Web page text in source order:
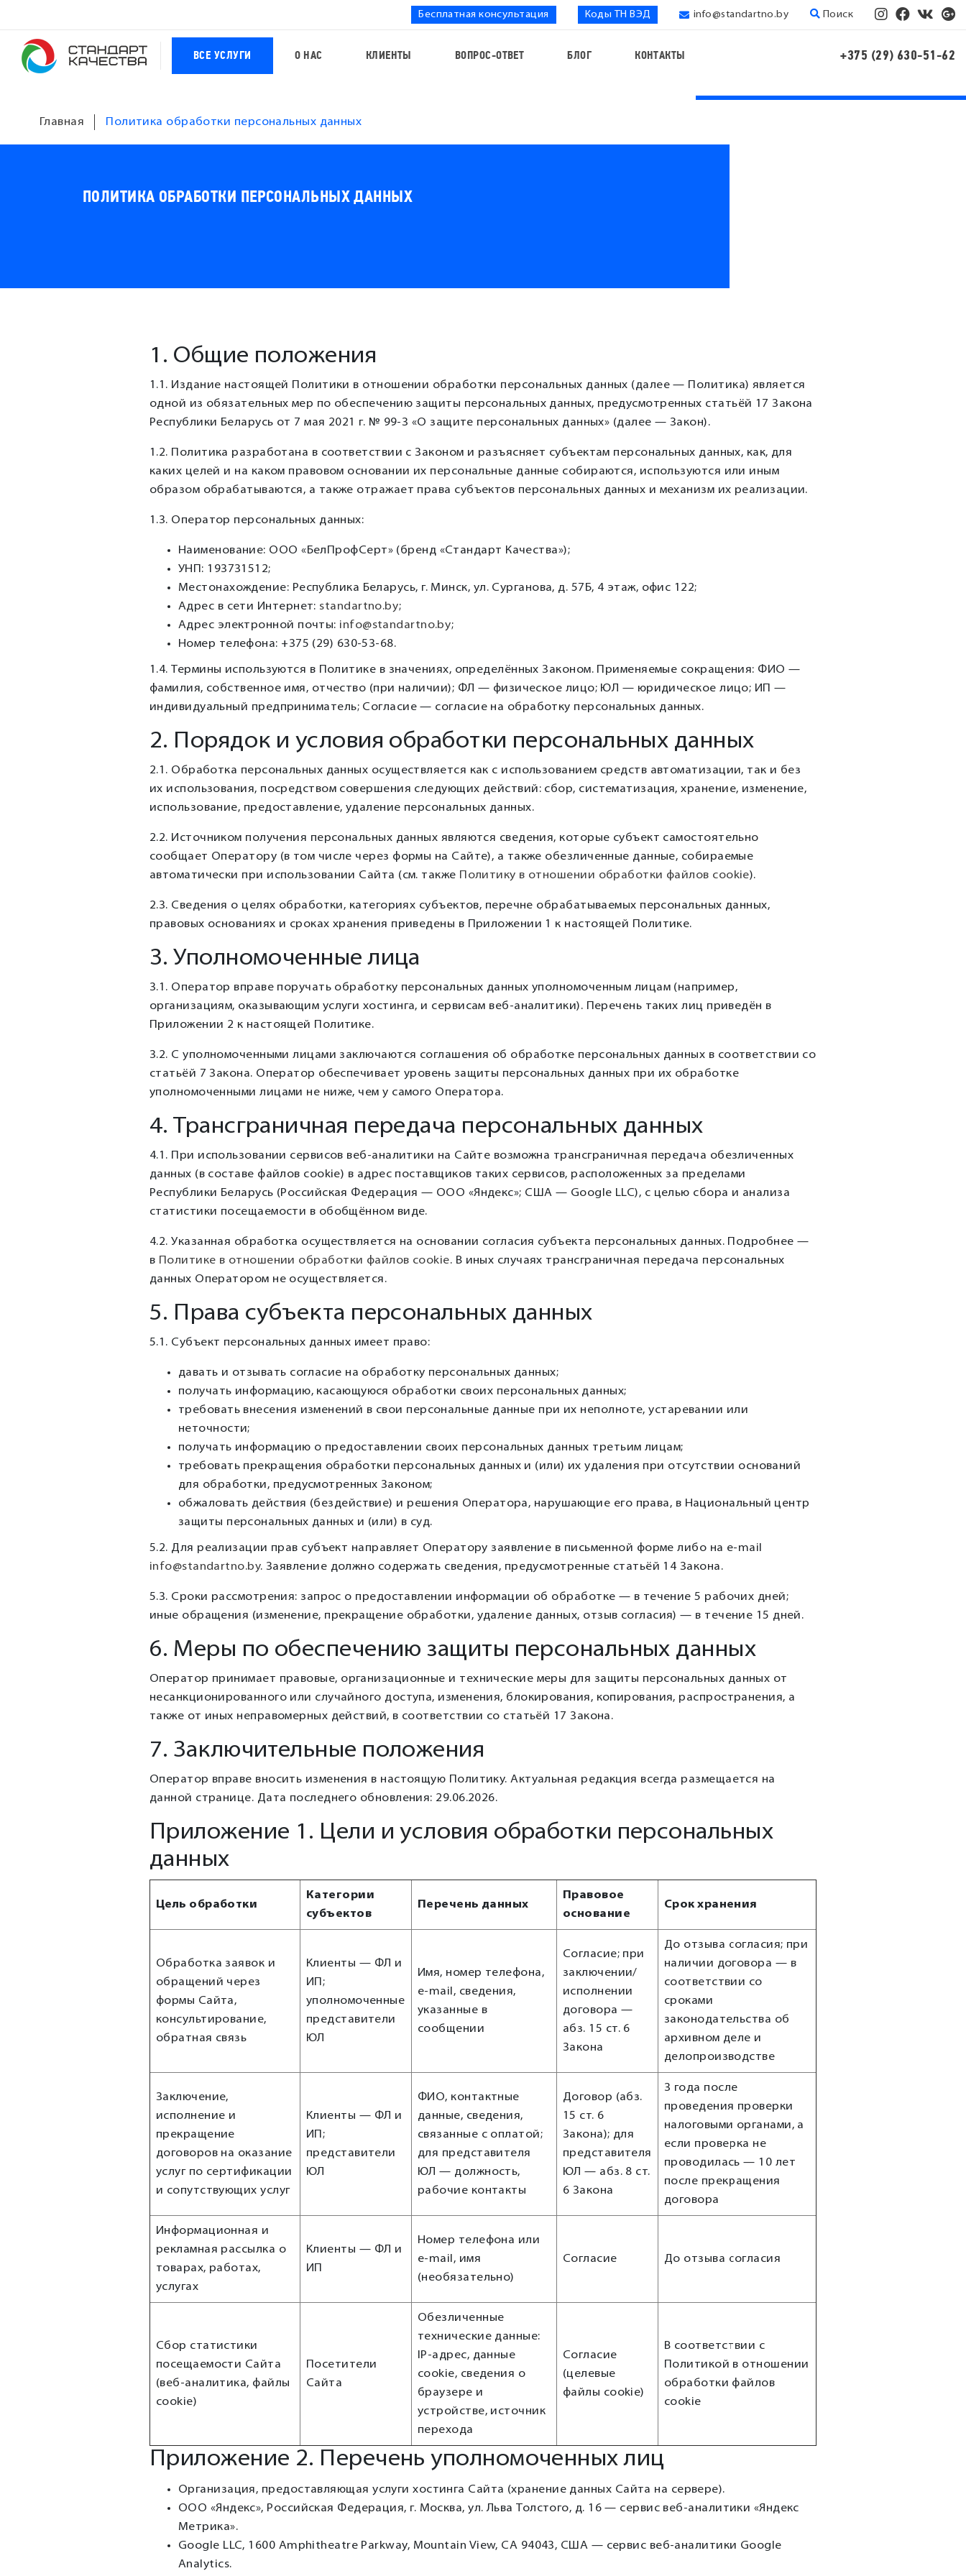
Бесплатная консультация Коды ТН ВЭД info@standartno.by Поиск
ВСЕ УСЛУГИ О НАС КЛИЕНТЫ ВОПРОС-ОТВЕТ БЛОГ КОНТАКТЫ +375 (29) 630-51-62
Главная Политика обработки персональных данных
ПОЛИТИКА ОБРАБОТКИ ПЕРСОНАЛЬНЫХ ДАННЫХ
1. Общие положения
1.1. Издание настоящей Политики в отношении обработки персональных данных (далее — Политика) является
одной из обязательных мер по обеспечению защиты персональных данных, предусмотренных статьёй 17 Закона
Республики Беларусь от 7 мая 2021 г. № 99-З «О защите персональных данных» (далее — Закон).
1.2. Политика разработана в соответствии с Законом и разъясняет субъектам персональных данных, как, для
каких целей и на каком правовом основании их персональные данные собираются, используются или иным
образом обрабатываются, а также отражает права субъектов персональных данных и механизм их реализации.
1.3. Оператор персональных данных:
Наименование: ООО «БелПрофСерт» (бренд «Стандарт Качества»);
УНП: 193731512;
Местонахождение: Республика Беларусь, г. Минск, ул. Сурганова, д. 57Б, 4 этаж, офис 122;
Адрес в сети Интернет: standartno.by;
Адрес электронной почты: info@standartno.by;
Номер телефона: +375 (29) 630-53-68.
1.4. Термины используются в Политике в значениях, определённых Законом. Применяемые сокращения: ФИО —
фамилия, собственное имя, отчество (при наличии); ФЛ — физическое лицо; ЮЛ — юридическое лицо; ИП —
индивидуальный предприниматель; Согласие — согласие на обработку персональных данных.
2. Порядок и условия обработки персональных данных
2.1. Обработка персональных данных осуществляется как с использованием средств автоматизации, так и без
их использования, посредством совершения следующих действий: сбор, систематизация, хранение, изменение,
использование, предоставление, удаление персональных данных.
2.2. Источником получения персональных данных являются сведения, которые субъект самостоятельно
сообщает Оператору (в том числе через формы на Сайте), а также обезличенные данные, собираемые
автоматически при использовании Сайта (см. также
Политику в отношении обработки файлов cookie).
2.3. Сведения о целях обработки, категориях субъектов, перечне обрабатываемых персональных данных,
правовых основаниях и сроках хранения приведены в Приложении 1 к настоящей Политике.
3. Уполномоченные лица
3.1. Оператор вправе поручать обработку персональных данных уполномоченным лицам (например,
организациям, оказывающим услуги хостинга, и сервисам веб-аналитики). Перечень таких лиц приведён в
Приложении 2 к настоящей Политике.
3.2. С уполномоченными лицами заключаются соглашения об обработке персональных данных в соответствии со
статьёй 7 Закона. Оператор обеспечивает уровень защиты персональных данных при их обработке
уполномоченными лицами не ниже, чем у самого Оператора.
4. Трансграничная передача персональных данных
4.1. При использовании сервисов веб-аналитики на Сайте возможна трансграничная передача обезличенных
данных (в составе файлов cookie) в адрес поставщиков таких сервисов, расположенных за пределами
Республики Беларусь (Российская Федерация — ООО «Яндекс»; США — Google LLC), с целью сбора и анализа
статистики посещаемости в обобщённом виде.
4.2. Указанная обработка осуществляется на основании согласия субъекта персональных данных. Подробнее —
в
Политике в отношении обработки файлов cookie. В иных случаях трансграничная передача персональных
данных Оператором не осуществляется.
5. Права субъекта персональных данных
5.1. Субъект персональных данных имеет право:
давать и отзывать согласие на обработку персональных данных;
получать информацию, касающуюся обработки своих персональных данных;
требовать внесения изменений в свои персональные данные при их неполноте, устаревании или
неточности;
получать информацию о предоставлении своих персональных данных третьим лицам;
требовать прекращения обработки персональных данных и (или) их удаления при отсутствии оснований
для обработки, предусмотренных Законом;
обжаловать действия (бездействие) и решения Оператора, нарушающие его права, в Национальный центр
защиты персональных данных и (или) в суд.
5.2. Для реализации прав субъект направляет Оператору заявление в письменной форме либо на e-mail
info@standartno.by. Заявление должно содержать сведения, предусмотренные статьёй 14 Закона.
5.3. Сроки рассмотрения: запрос о предоставлении информации об обработке — в течение 5 рабочих дней;
иные обращения (изменение, прекращение обработки, удаление данных, отзыв согласия) — в течение 15 дней.
6. Меры по обеспечению защиты персональных данных
Оператор принимает правовые, организационные и технические меры для защиты персональных данных от
несанкционированного или случайного доступа, изменения, блокирования, копирования, распространения, а
также от иных неправомерных действий, в соответствии со статьёй 17 Закона.
7. Заключительные положения
Оператор вправе вносить изменения в настоящую Политику. Актуальная редакция всегда размещается на
данной странице. Дата последнего обновления: 29.06.2026.
Приложение 1. Цели и условия обработки персональных
данных
Цель обработки
Категории
субъектов
Перечень данных
Правовое
основание
Срок хранения
Обработка заявок и
обращений через
формы Сайта,
консультирование,
обратная связь
Клиенты — ФЛ и
ИП;
уполномоченные
представители
ЮЛ
Имя, номер телефона,
e-mail, сведения,
указанные в
сообщении
Согласие; при
заключении/
исполнении
договора —
абз. 15 ст. 6
Закона
До отзыва согласия; при
наличии договора — в
соответствии со
сроками
законодательства об
архивном деле и
делопроизводстве
Заключение,
исполнение и
прекращение
договоров на оказание
услуг по сертификации
и сопутствующих услуг
Клиенты — ФЛ и
ИП;
представители
ЮЛ
ФИО, контактные
данные, сведения,
связанные с оплатой;
для представителя
ЮЛ — должность,
рабочие контакты
Договор (абз.
15 ст. 6
Закона); для
представителя
ЮЛ — абз. 8 ст.
6 Закона
3 года после
проведения проверки
налоговыми органами, а
если проверка не
проводилась — 10 лет
после прекращения
договора
Информационная и
рекламная рассылка о
товарах, работах,
услугах
Клиенты — ФЛ и
ИП
Номер телефона или
e-mail, имя
(необязательно)
Согласие До отзыва согласия
Сбор статистики
посещаемости Сайта
(веб-аналитика, файлы
cookie)
Посетители
Сайта
Обезличенные
технические данные:
IP-адрес, данные
cookie, сведения о
браузере и
устройстве, источник
перехода
Согласие
(целевые
файлы cookie)
В соответствии с
Политикой в отношении
обработки файлов
cookie
Приложение 2. Перечень уполномоченных лиц
Организация, предоставляющая услуги хостинга Сайта (хранение данных Сайта на сервере).
ООО «Яндекс», Российская Федерация, г. Москва, ул. Льва Толстого, д. 16 — сервис веб-аналитики «Яндекс
Метрика».
Google LLC, 1600 Amphitheatre Parkway, Mountain View, CA 94043, США — сервис веб-аналитики Google
Analytics.